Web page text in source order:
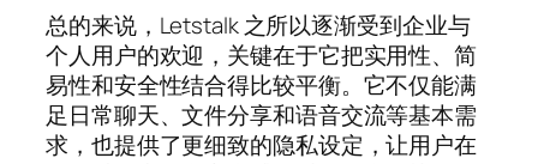
总的来说，Letstalk 之所以逐渐受到企业与
个人用户的欢迎，关键在于它把实用性、简
易性和安全性结合得比较平衡。它不仅能满
足日常聊天、文件分享和语音交流等基本需
求，也提供了更细致的隐私设定，让用户在